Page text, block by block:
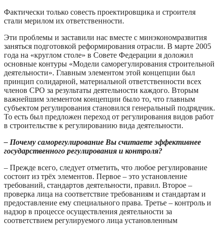
Фактически только совесть проектировщика и строителя
стали мерилом их ответственности.
Эти проблемы и заставили нас вместе с минэкономразвития
заняться подготовкой реформирования отрасли. В марте 2005
года на «круглом столе» в Совете Федерации я доложил
основные контуры «Модели саморегулирования строительной
деятельности». Главным элементом этой концепции был
принцип солидарной, материальной ответственности всех
членов СРО за результаты деятельности каждого. Вторым
важнейшим элементом концепции было то, что главным
субъектом регулирования становился генеральный подрядчик.
То есть был предложен переход от регулирования видов работ
в строительстве к регулированию вида деятельности.
– Почему саморегулирование Вы считаете эффективнее
государственного регулирования и контроля?
– Прежде всего, следует отметить, что любое регулирование
состоит из трёх элементов. Первое – это установление
требований, стандартов деятельности, правил. Второе –
проверка лица на соответствие требованиям и стандартам и
предоставление ему специального права. Третье – контроль и
надзор в процессе осуществления деятельности за
соответствием регулируемого лица установленным